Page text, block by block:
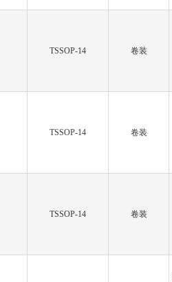
TSSOP-14 卷装
TSSOP-14 卷装
TSSOP-14 卷装